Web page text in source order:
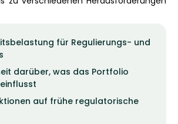
für Regulierungs- und
darüber, was das Portfolio
auf frühe regulatorische